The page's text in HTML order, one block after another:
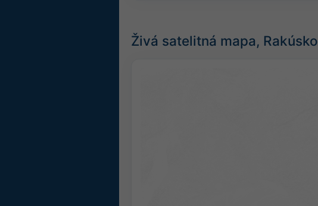
Živá satelitná mapa, Rakúsko